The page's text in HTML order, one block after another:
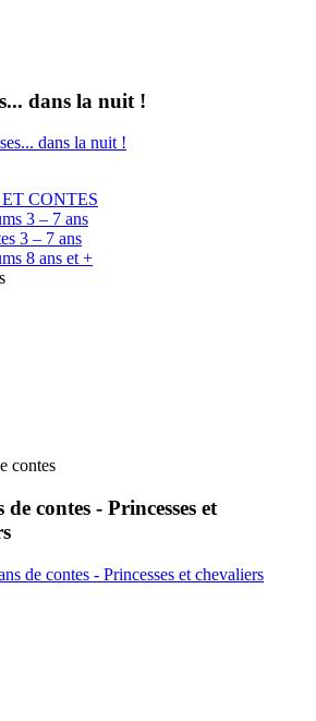
dans la nuit !
dans la nuit !
CONTES
3 – 7 ans
3 – 7 ans
8 ans et +
contes
contes - Princesses et
de contes - Princesses et chevaliers